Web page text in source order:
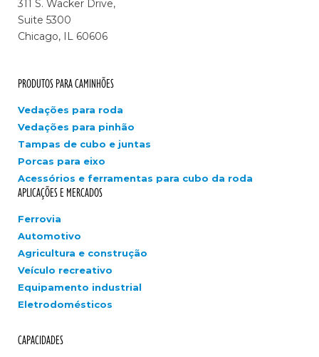
311 S. Wacker Drive,
Suite 5300
Chicago, IL 60606
PRODUTOS PARA CAMINHÕES
Vedações para roda
Vedações para pinhão
Tampas de cubo e juntas
Porcas para eixo
Acessórios e ferramentas para cubo da roda
APLICAÇÕES E MERCADOS
Ferrovia
Automotivo
Agricultura e construção
Veículo recreativo
Equipamento industrial
Eletrodomésticos
CAPACIDADES